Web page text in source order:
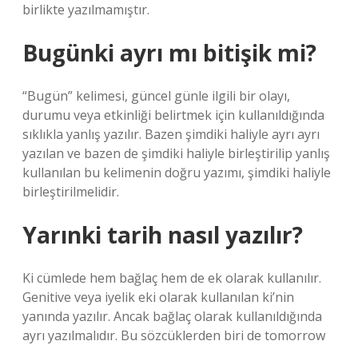
birlikte yazılmamıştır.
Bugünki ayrı mı bitişik mi?
“Bugün” kelimesi, güncel günle ilgili bir olayı,
durumu veya etkinliği belirtmek için kullanıldığında
sıklıkla yanlış yazılır. Bazen şimdiki haliyle ayrı ayrı
yazılan ve bazen de şimdiki haliyle birleştirilip yanlış
kullanılan bu kelimenin doğru yazımı, şimdiki haliyle
birleştirilmelidir.
Yarınki tarih nasıl yazılır?
Ki cümlede hem bağlaç hem de ek olarak kullanılır.
Genitive veya iyelik eki olarak kullanılan ki’nin
yanında yazılır. Ancak bağlaç olarak kullanıldığında
ayrı yazılmalıdır. Bu sözcüklerden biri de tomorrow